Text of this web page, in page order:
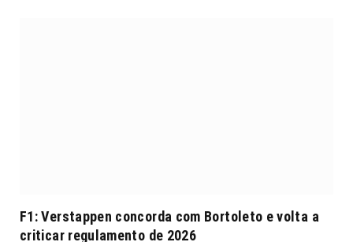
F1: Verstappen concorda com Bortoleto e volta a
criticar regulamento de 2026